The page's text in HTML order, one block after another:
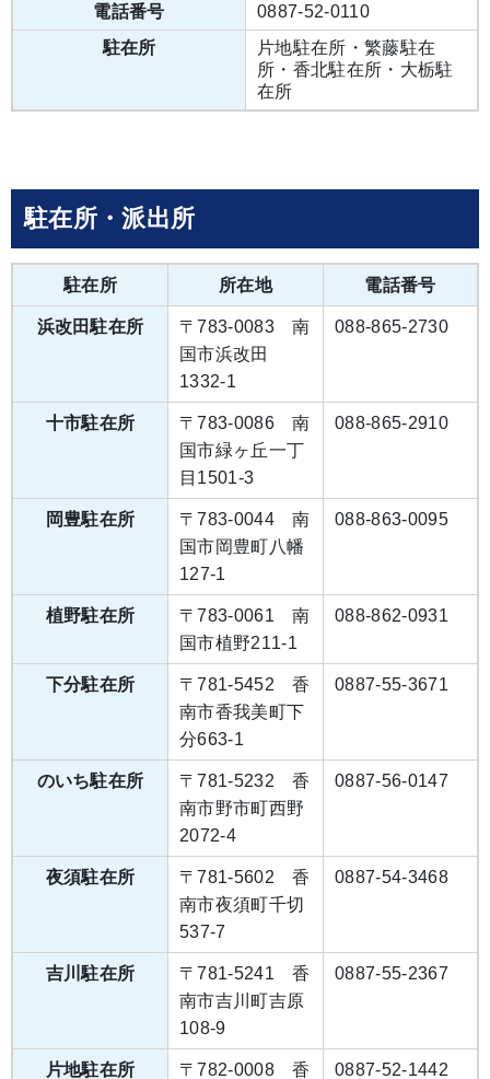
電話番号
0887-52-0110
駐在所
片地駐在所・繁藤駐在
所・香北駐在所・大栃駐
在所
駐在所・派出所
駐在所 所在地 電話番号
浜改田駐在所
〒783-0083 南
国市浜改田
1332-1
088-865-2730
十市駐在所
〒783-0086 南
国市緑ヶ丘一丁
目1501-3
088-865-2910
岡豊駐在所
〒783-0044 南
国市岡豊町八幡
127-1
088-863-0095
植野駐在所
〒783-0061 南
国市植野211-1
088-862-0931
下分駐在所
〒781-5452 香
南市香我美町下
分663-1
0887-55-3671
のいち駐在所
〒781-5232 香
南市野市町西野
2072-4
0887-56-0147
夜須駐在所
〒781-5602 香
南市夜須町千切
537-7
0887-54-3468
吉川駐在所
〒781-5241 香
南市吉川町吉原
108-9
0887-55-2367
片地駐在所 〒782-0008 香 0887-52-1442